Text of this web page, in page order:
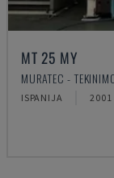
MT 25 MY
MURATEC -
ISPANIJA 2001